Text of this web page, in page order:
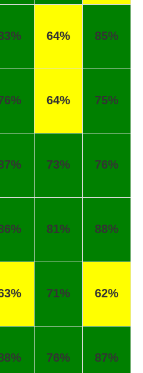
64% 85%
64% 75%
73% 76%
81% 88%
71% 62%
76% 87%
клёва! Сегодня поймал